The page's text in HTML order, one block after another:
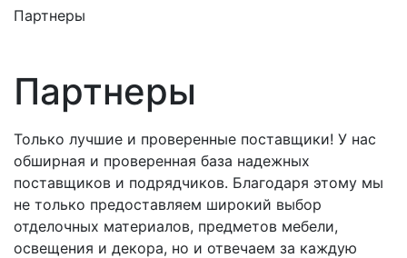
Партнеры
Партнеры
Только лучшие и проверенные поставщики! У нас
обширная и проверенная база надежных
поставщиков и подрядчиков. Благодаря этому мы
не только предоставляем широкий выбор
отделочных материалов, предметов мебели,
освещения и декора, но и отвечаем за каждую